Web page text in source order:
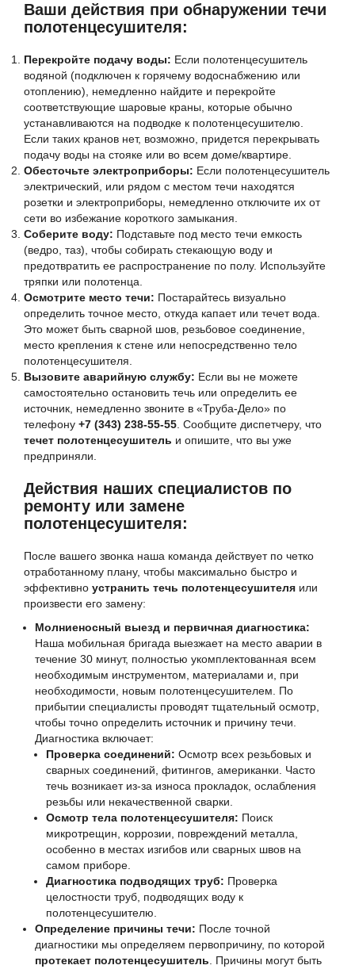
Ваши действия при обнаружении течи
полотенцесушителя:
Перекройте подачу воды: Если полотенцесушитель
водяной (подключен к горячему водоснабжению или
отоплению), немедленно найдите и перекройте
соответствующие шаровые краны, которые обычно
устанавливаются на подводке к полотенцесушителю.
Если таких кранов нет, возможно, придется перекрывать
подачу воды на стояке или во всем доме/квартире.
Обесточьте электроприборы: Если полотенцесушитель
электрический, или рядом с местом течи находятся
розетки и электроприборы, немедленно отключите их от
сети во избежание короткого замыкания.
Соберите воду: Подставьте под место течи емкость
(ведро, таз), чтобы собирать стекающую воду и
предотвратить ее распространение по полу. Используйте
тряпки или полотенца.
Осмотрите место течи: Постарайтесь визуально
определить точное место, откуда капает или течет вода.
Это может быть сварной шов, резьбовое соединение,
место крепления к стене или непосредственно тело
полотенцесушителя.
Вызовите аварийную службу: Если вы не можете
самостоятельно остановить течь или определить ее
источник, немедленно звоните в «Труба-Дело» по
телефону +7 (343) 238-55-55 . Сообщите диспетчеру, что
течет полотенцесушитель и опишите, что вы уже
предприняли.
Действия наших специалистов по
ремонту или замене
полотенцесушителя:
После вашего звонка наша команда действует по четко
отработанному плану, чтобы максимально быстро и
эффективно устранить течь полотенцесушителя или
произвести его замену:
Молниеносный выезд и первичная диагностика:
Наша мобильная бригада выезжает на место аварии в
течение 30 минут, полностью укомплектованная всем
необходимым инструментом, материалами и, при
необходимости, новым полотенцесушителем. По
прибытии специалисты проводят тщательный осмотр,
чтобы точно определить источник и причину течи.
Диагностика включает:
Проверка соединений: Осмотр всех резьбовых и
сварных соединений, фитингов, американки. Часто
течь возникает из-за износа прокладок, ослабления
резьбы или некачественной сварки.
Осмотр тела полотенцесушителя: Поиск
микротрещин, коррозии, повреждений металла,
особенно в местах изгибов или сварных швов на
самом приборе.
Диагностика подводящих труб: Проверка
целостности труб, подводящих воду к
полотенцесушителю.
Определение причины течи: После точной
диагностики мы определяем первопричину, по которой
протекает полотенцесушитель. Причины могут быть